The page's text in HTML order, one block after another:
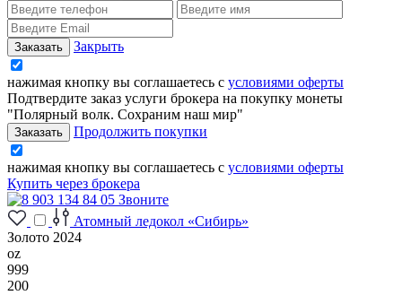
Закрыть
нажимая кнопку вы соглашаетесь с условиями оферты
Подтвердите заказ услуги брокера на покупку монеты
"Полярный волк. Сохраним наш мир"
Продолжить покупки
нажимая кнопку вы соглашаетесь с условиями оферты
Купить через брокера
Звоните
Атомный ледокол «Сибирь»
Золото 2024
oz
999
200